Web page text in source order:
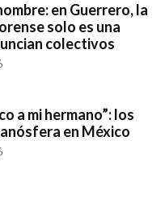
en Guerrero, la
solo es una
colectivos
a mi hermano”: los
en México